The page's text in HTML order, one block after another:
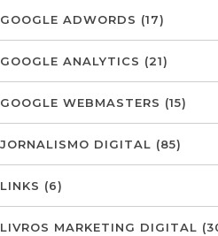
GOOGLE ADWORDS (17)
GOOGLE ANALYTICS (21)
GOOGLE WEBMASTERS (15)
JORNALISMO DIGITAL (85)
LINKS (6)
LIVROS MARKETING DIGITAL